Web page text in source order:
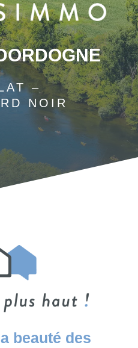
–
NOIR
beauté des